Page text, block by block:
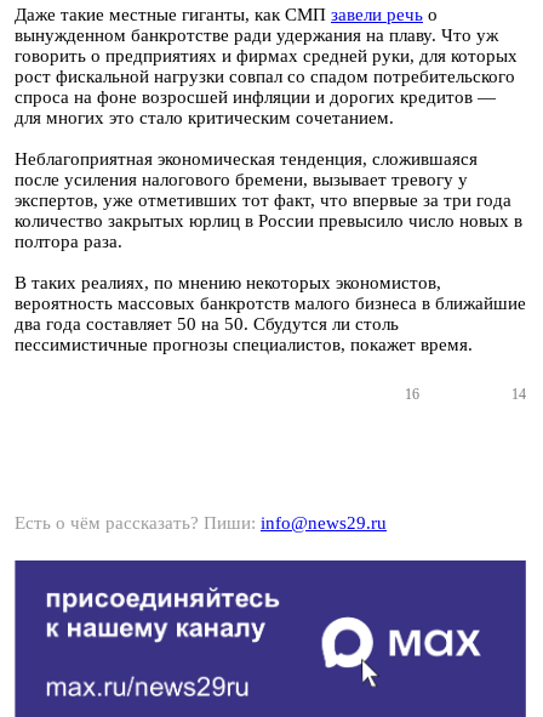
Даже такие местные гиганты, как СМП завели речь о
вынужденном банкротстве ради удержания на плаву. Что уж
говорить о предприятиях и фирмах средней руки, для которых
рост фискальной нагрузки совпал со спадом потребительского
спроса на фоне возросшей инфляции и дорогих кредитов —
для многих это стало критическим сочетанием.
Неблагоприятная экономическая тенденция, сложившаяся
после усиления налогового бремени, вызывает тревогу у
экспертов, уже отметивших тот факт, что впервые за три года
количество закрытых юрлиц в России превысило число новых в
полтора раза.
В таких реалиях, по мнению некоторых экономистов,
вероятность массовых банкротств малого бизнеса в ближайшие
два года составляет 50 на 50. Сбудутся ли столь
пессимистичные прогнозы специалистов, покажет время.
16 14
Есть о чём рассказать? Пиши: info@news29.ru